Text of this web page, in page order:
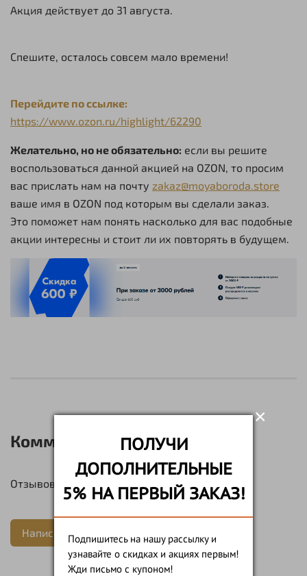
ПОЛУЧИ
ДОПОЛНИТЕЛЬНЫЕ
5% НА ПЕРВЫЙ ЗАКАЗ!
Подпишитесь на нашу рассылку и
узнавайте о скидках и акциях первым!
Жди письмо с купоном!
×
Акция действует до 31 августа.
Спешите, осталось совсем мало времени!
Перейдите по ссылке:
https://www.ozon.ru/highlight/62290
Желательно, но не обязательно: если вы решите
воспользоваться данной акцией на OZON, то просим
вас прислать нам на почту zakaz@moyaboroda.store
ваше имя в OZON под которым вы сделали заказ.
Это поможет нам понять насколько для вас подобные
акции интересны и стоит ли их повторять в будущем.
Комментарии
Отзывов еще никто не оставлял
Написать отзыв